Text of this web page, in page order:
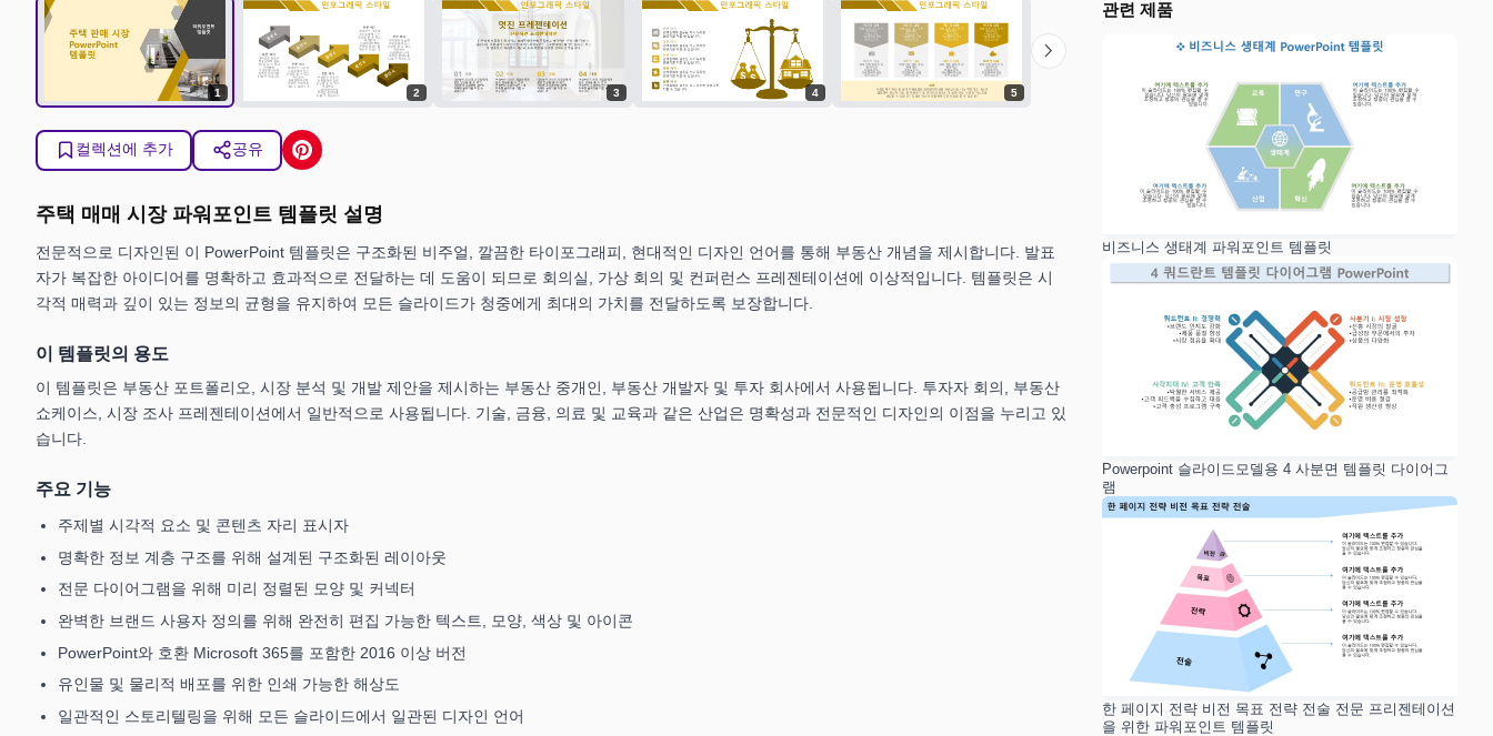
1 2 3 4 5
chevron_right
컬렉션에 추가 공유
주택 매매 시장 파워포인트 템플릿 설명
전문적으로 디자인된 이 PowerPoint 템플릿은 구조화된 비주얼, 깔끔한 타이포그래피, 현대적인 디자인 언어를 통해 부동산 개념을 제시합니다. 발표
자가 복잡한 아이디어를 명확하고 효과적으로 전달하는 데 도움이 되므로 회의실, 가상 회의 및 컨퍼런스 프레젠테이션에 이상적입니다. 템플릿은 시
각적 매력과 깊이 있는 정보의 균형을 유지하여 모든 슬라이드가 청중에게 최대의 가치를 전달하도록 보장합니다.
이 템플릿의 용도
이 템플릿은 부동산 포트폴리오, 시장 분석 및 개발 제안을 제시하는 부동산 중개인, 부동산 개발자 및 투자 회사에서 사용됩니다. 투자자 회의, 부동산
쇼케이스, 시장 조사 프레젠테이션에서 일반적으로 사용됩니다. 기술, 금융, 의료 및 교육과 같은 산업은 명확성과 전문적인 디자인의 이점을 누리고 있
습니다.
주요 기능
주제별 시각적 요소 및 콘텐츠 자리 표시자
명확한 정보 계층 구조를 위해 설계된 구조화된 레이아웃
전문 다이어그램을 위해 미리 정렬된 모양 및 커넥터
완벽한 브랜드 사용자 정의를 위해 완전히 편집 가능한 텍스트, 모양, 색상 및 아이콘
PowerPoint와 호환 Microsoft 365를 포함한 2016 이상 버전
유인물 및 물리적 배포를 위한 인쇄 가능한 해상도
일관적인 스토리텔링을 위해 모든 슬라이드에서 일관된 디자인 언어
관련 제품
비즈니스 생태계 파워포인트 템플릿
Powerpoint 슬라이드모델용 4 사분면 템플릿 다이어그
램
한 페이지 전략 비전 목표 전략 전술 전문 프리젠테이션
을 위한 파워포인트 템플릿